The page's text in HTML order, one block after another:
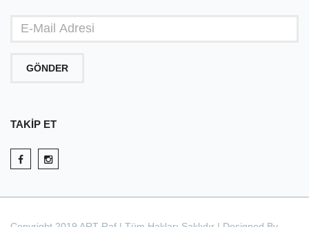
GÖNDER
TAKİP ET